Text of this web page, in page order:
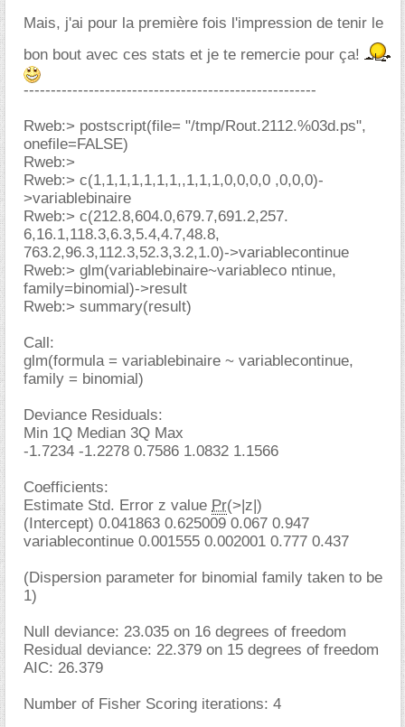
Mais, j'ai pour la première fois l'impression de tenir le
bon bout avec ces stats et je te remercie pour ça!
------------------------------------------------------
Rweb:> postscript(file= "/tmp/Rout.2112.%03d.ps",
onefile=FALSE)
Rweb:>
Rweb:> c(1,1,1,1,1,1,1,,1,1,1,0,0,0,0 ,0,0,0)-
>variablebinaire
Rweb:> c(212.8,604.0,679.7,691.2,257.
6,16.1,118.3,6.3,5.4,4.7,48.8,
763.2,96.3,112.3,52.3,3.2,1.0)->variablecontinue
Rweb:> glm(variablebinaire~variableco ntinue,
family=binomial)->result
Rweb:> summary(result)
Call:
glm(formula = variablebinaire ~ variablecontinue,
family = binomial)
Deviance Residuals:
Min 1Q Median 3Q Max
-1.7234 -1.2278 0.7586 1.0832 1.1566
Coefficients:
Estimate Std. Error z value Pr(>|z|)
(Intercept) 0.041863 0.625009 0.067 0.947
variablecontinue 0.001555 0.002001 0.777 0.437
(Dispersion parameter for binomial family taken to be
1)
Null deviance: 23.035 on 16 degrees of freedom
Residual deviance: 22.379 on 15 degrees of freedom
AIC: 26.379
Number of Fisher Scoring iterations: 4